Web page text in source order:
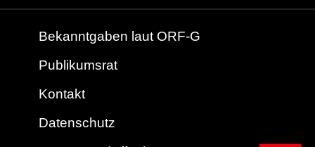
Bekanntgaben laut ORF-G
Publikumsrat
Kontakt
Datenschutz